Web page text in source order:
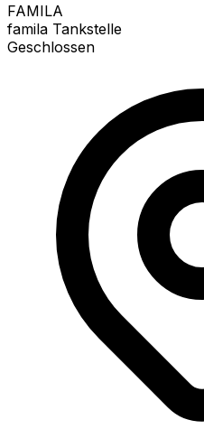
FAMILA
famila Tankstelle
Geschlossen